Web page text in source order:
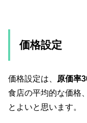
価格設定
価格設定は、 原価率
食店の平均的な価格
とよいと思います。